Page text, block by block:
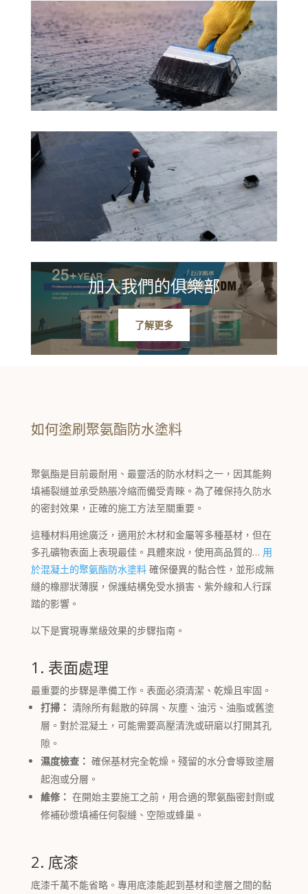
加入我們的俱樂部
了解更多
如何塗刷聚氨酯防水塗料
聚氨酯是目前最耐用、最靈活的防水材料之一，因其能夠
填補裂縫並承受熱脹冷縮而備受青睞。為了確保持久防水
的密封效果，正確的施工方法至關重要。
這種材料用途廣泛，適用於木材和金屬等多種基材，但在
多孔礦物表面上表現最佳。具體來說，使用高品質的… 用
於混凝土的聚氨酯防水塗料確保優異的黏合性，並形成無
縫的橡膠狀薄膜，保護結構免受水損害、紫外線和人行踩
踏的影響。
以下是實現專業級效果的步驟指南。
1. 表面處理
最重要的步驟是準備工作。表面必須清潔、乾燥且牢固。
打掃： 清除所有鬆散的碎屑、灰塵、油污、油脂或舊塗
層。對於混凝土，可能需要高壓清洗或研磨以打開其孔
隙。
濕度檢查： 確保基材完全乾燥。殘留的水分會導致塗層
起泡或分層。
維修： 在開始主要施工之前，用合適的聚氨酯密封劑或
修補砂漿填補任何裂縫、空隙或蜂巢。
2. 底漆
底漆千萬不能省略。專用底漆能起到基材和塗層之間的黏